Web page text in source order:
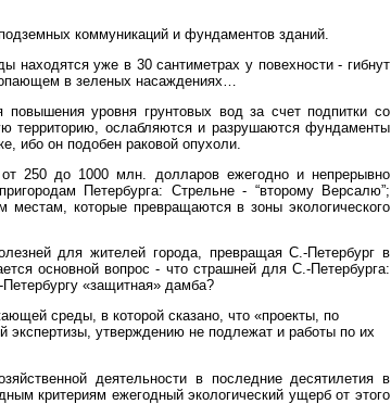
коммуникаций и фундаментов зданий.
находятся уже в 30 сантиметрах у повехности - гибнут
в зеленых насаждениях…
уровня грунтовых вод за счет подпитки со
территорию, ослабляются и разрушаются фундаменты
ибо он подобен раковой опухоли.
250 до 1000 млн. долларов ежегодно и непрерывно
Петербурга: Стрельне - “второму Версалю”;
которые превращаются в зоны экологического
для жителей города, превращая С.-Петербург в
основной вопрос - что страшней для С.-Петербурга:
«защитная» дамба?
среды, в которой сказано, что «проекты, по
экспертизы, утверждению не подлежат и работы по их
деятельности в последние десятилетия в
критериям ежегодный экологический ущерб от этого